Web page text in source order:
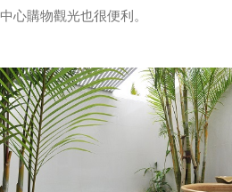
心購物觀光也很便利。